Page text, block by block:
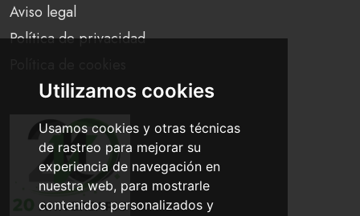
Utilizamos cookies
Usamos cookies y otras técnicas
de rastreo para mejorar su
experiencia de navegación en
nuestra web, para mostrarle
contenidos personalizados y
Aviso legal
Política de privacidad